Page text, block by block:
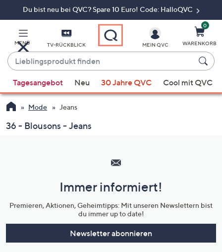
Du bist neu bei QVC? Spare 10 Euro! Code: HalloQVC
MENÜ TV-RÜCKBLICK
Lieblingsprodukt
finden
Vorschläge
verfügbar
sind,
verwenden
nach
wischen
MEIN QVC
0
WARENKORB
Tagesangebot Neu 30 Jahre QVC Cool mit QVC
Mode Jeans
36 - Blousons - Jeans
Unternehmensinformationen
Immer informiert!
Premieren, Aktionen, Geheimtipps: Mit unseren Newslettern bist
du immer up to date!
Newsletter abonnieren